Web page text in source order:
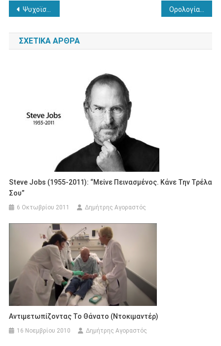
Πλοήγηση
άρθρων
Ψυχοϊστορικά: 10 Ιανουαρίου 1910
ΣΧΕΤΙΚΆ ΆΡΘΡΑ
Steve Jobs (1955-2011): “Μείνε Πεινασμένος. Κάνε Την Τρέλα
Σου”
6 Οκτωβρίου 2011 Δημήτρης Αγοραστός
Αντιμετωπίζοντας Το Θάνατο (Ντοκιμαντέρ)
16 Νοεμβρίου 2010 Δημήτρης Αγοραστός